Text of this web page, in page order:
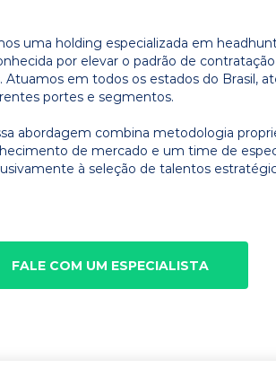
uma holding especializada em
por elevar o padrão de
Atuamos em todos os estados do Brasil,
portes e segmentos.
abordagem combina metodologia
de mercado e um time de
à seleção de talentos
FALE COM UM ESPECIALISTA